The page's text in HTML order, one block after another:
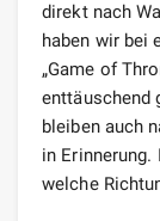
direkt nach
haben wir bei
„Game of
enttäuschend
bleiben auch
in Erinnerung.
welche